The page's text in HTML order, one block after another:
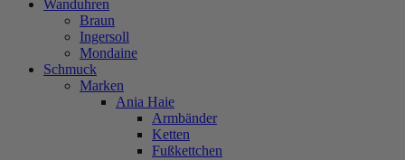
Wanduhren
Braun
Ingersoll
Mondaine
Schmuck
Marken
Ania Haie
Armbänder
Ketten
Fußkettchen